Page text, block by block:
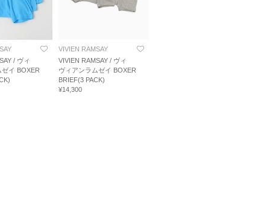
/ ヴィ
イ BOXER
VIVIEN RAMSAY
VIVIEN RAMSAY / ヴィ
ヴィアンラムゼイ BOXER
BRIEF(3 PACK)
¥14,300